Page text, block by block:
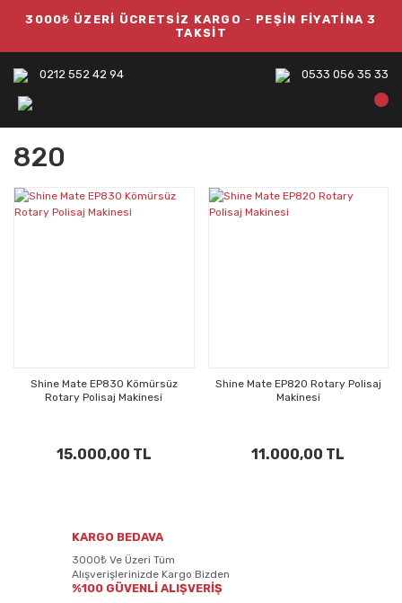
3000₺ ÜZERİ ÜCRETSİZ KARGO - PEŞİN FİYATİNA 3
TAKSİT
0212 552 42 94 0533 056 35 33
820
Shine Mate EP830 Kömürsüz
Rotary Polisaj Makinesi
15.000,00 TL
Shine Mate EP820 Rotary Polisaj
Makinesi
11.000,00 TL
KARGO BEDAVA
3000₺ Ve Üzeri Tüm
Alışverişlerinizde Kargo Bizden
%100 GÜVENLİ ALIŞVERİŞ